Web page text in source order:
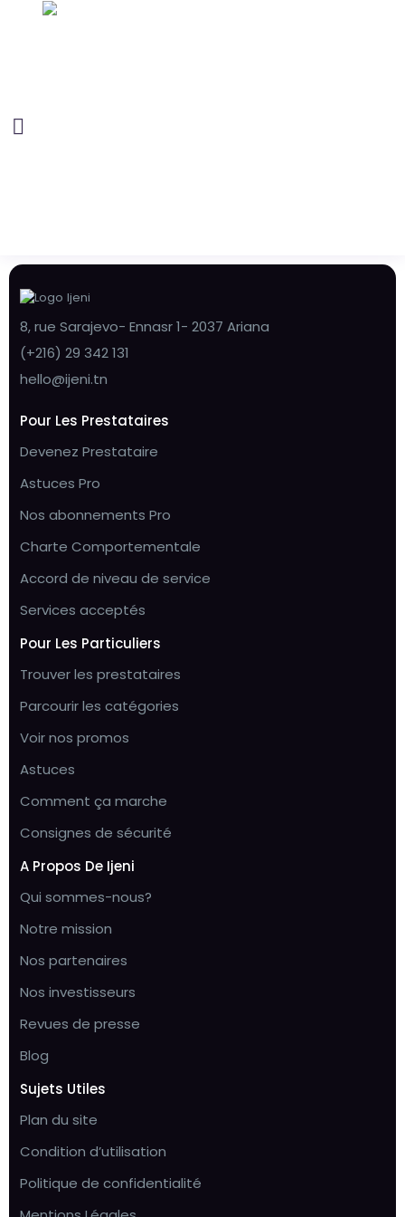
8, rue Sarajevo- Ennasr 1- 2037 Ariana
(+216) 29 342 131
hello@ijeni.tn
Pour Les Prestataires
Devenez Prestataire
Astuces Pro
Nos abonnements Pro
Charte Comportementale
Accord de niveau de service
Services acceptés
Pour Les Particuliers
Trouver les prestataires
Parcourir les catégories
Voir nos promos
Astuces
Comment ça marche
Consignes de sécurité
A Propos De Ijeni
Qui sommes-nous?
Notre mission
Nos partenaires
Nos investisseurs
Revues de presse
Blog
Sujets Utiles
Plan du site
Condition d’utilisation
Politique de confidentialité